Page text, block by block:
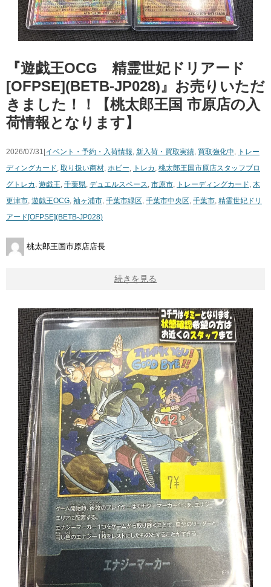
『遊戯王OCG 精霊世妃ドリアード
[OFPSE](BETB-JP028)』お売りいただ
きました！！【桃太郎王国 市原店の入
荷情報となります】
2026/07/31| イベント・予約・入荷情報, 新入荷・買取実績, 買取強化中, トレー
ディングカード, 取り扱い商材, ホビー, トレカ , 桃太郎王国市原店スタッフブロ
グ トレカ , 遊戯王, 千葉県, デュエルスペース, 市原市, トレーディングカード, 木
更津市, 遊戯王OCG, 袖ヶ浦市, 千葉市緑区, 千葉市中央区, 千葉市, 精霊世妃ドリ
アード[OFPSE](BETB-JP028)
桃太郎王国市原店店長
続きを見る